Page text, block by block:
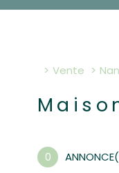
Vente
0